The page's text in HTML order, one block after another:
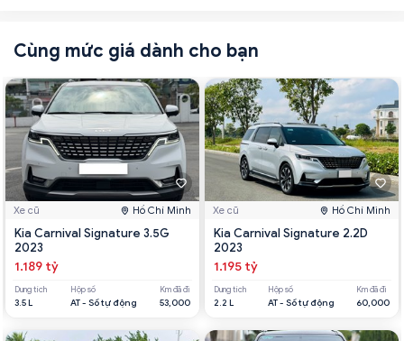
Cùng mức giá dành cho bạn
Xe cũ Hồ Chí Minh
Kia Carnival Signature 3.5G
2023
1.189 tỷ
Dung tích
3.5 L
Hộp số
AT - Số tự động
Km đã đi
53,000
Xe cũ Hồ Chí Minh
Kia Carnival Signature 2.2D
2023
1.195 tỷ
Dung tích
2.2 L
Hộp số
AT - Số tự động
Km đã đi
60,000